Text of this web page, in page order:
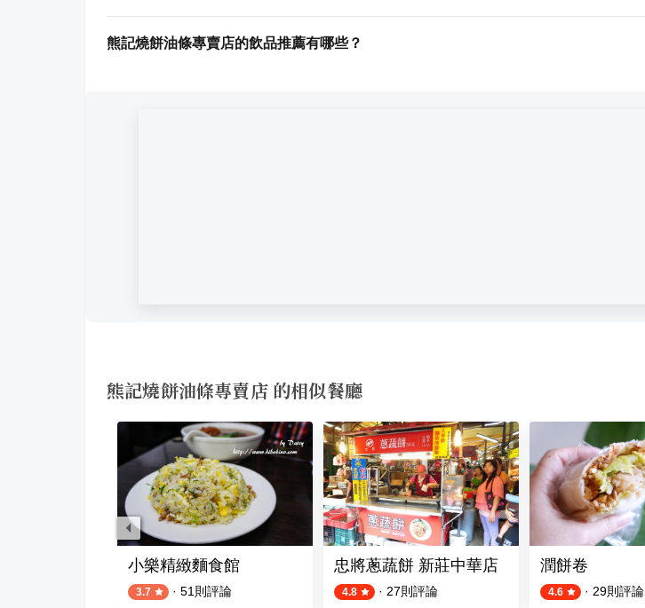
熊記燒餅油條專賣店的飲品推薦有哪些？
熊記燒餅油條專賣店 的相似餐廳
小樂精緻麵食館
3.7 · 51 則評論
忠將蔥蔬餅 新莊中華店
4.8 · 27則評論
潤餅卷
4.6 · 29則評論